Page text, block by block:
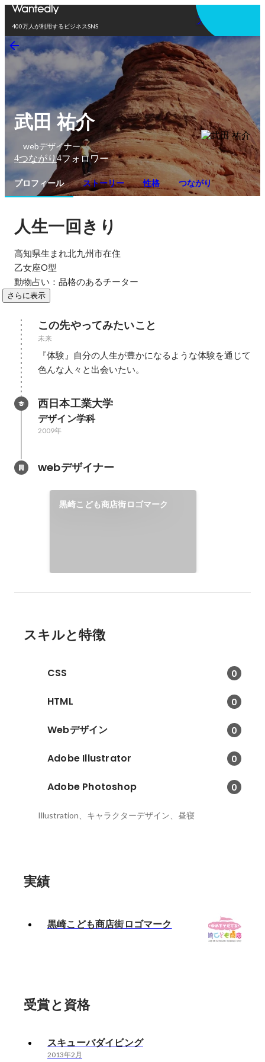
400万人が利用するビジネスSNS
アプリを使う
武田 祐介
webデザイナー
4つながり4フォロワー
プロフィール ストーリー 性格 つながり
人生一回きり
高知県生まれ北九州市在住
乙女座O型
動物占い：品格のあるチーター
さらに表示
この先やってみたいこと
未来
『体験』自分の人生が豊かになるような体験を通じて
色んな人々と出会いたい。
西日本工業大学
デザイン学科
2009年
webデザイナー
黒崎こども商店街ロゴマーク
スキルと特徴
CSS 0
HTML 0
Webデザイン 0
Adobe Illustrator 0
Adobe Photoshop 0
Illustration、キャラクターデザイン、昼寝
実績
黒崎こども商店街ロゴマーク
受賞と資格
スキューバダイビング
2013年2月